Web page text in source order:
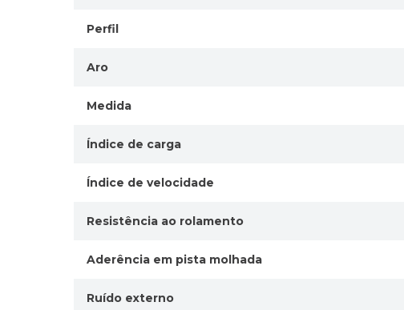
Perfil
Aro
Medida
Índice de carga
Índice de velocidade
Resistência ao rolamento
Aderência em pista molhada
Ruído externo